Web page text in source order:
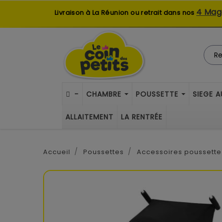
Livraison à La Réunion ou retrait dans nos 4
- CHAMBRE POUSSETTE SIEGE
ALLAITEMENT LA RENTRÉE
Accueil Poussettes Accessoires poussette